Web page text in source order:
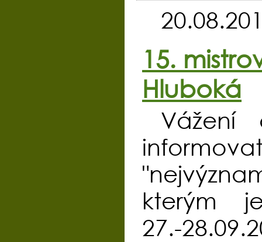
15.
Hluboká
Vážení
kterým
27.-